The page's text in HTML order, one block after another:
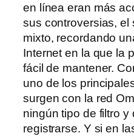
en línea eran más
sus controversias, el
mixto, recordando
Internet en la que la
fácil de mantener.
uno de los
surgen con la red
ningún tipo de filtro
registrarse. Y si en